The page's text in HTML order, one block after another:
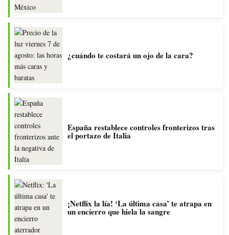
¿cuándo te costará un ojo de la cara?
España restablece controles fronterizos tras
el portazo de Italia
¡Netflix la lía! ‘La última casa’ te atrapa en
un encierro que hiela la sangre